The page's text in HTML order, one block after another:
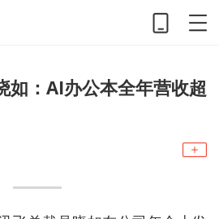
如：AI办公本全年营收超